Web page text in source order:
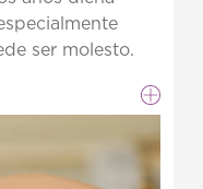
ser molesto.